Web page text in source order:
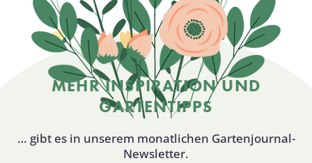
MEHR INSPIRATION UND
GARTENTIPPS
… gibt es in unserem monatlichen Gartenjournal-
Newsletter.